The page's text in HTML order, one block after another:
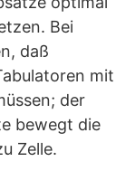
Bei
daß
mit
der
bewegt die
Zelle.